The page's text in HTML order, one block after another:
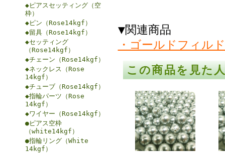
◆ピアスセッティング（空
枠）
◆ピン（Rose14kgf）
◆留具（Rose14kgf）
◆セッティング
（Rose14kgf）
◆チェーン（Rose14kgf）
◆ネックレス（Rose
14kgf）
◆チューブ（Rose14kgf）
◆指輪パーツ（Rose
14kgf）
◆ワイヤー（Rose14kgf）
●ピアス空枠
（white14kgf）
●指輪リング（White
14kgf）
▼関連商品
・ゴールドフィル
この商品を見た